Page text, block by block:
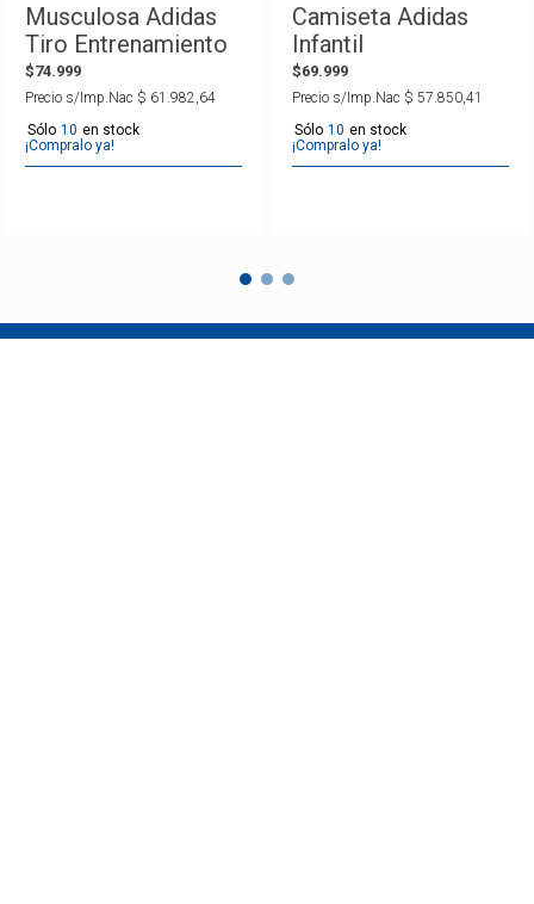
Musculosa Adidas
Tiro Entrenamiento
Selección Argentina
26
$74.999
Precio s/Imp.Nac $ 61 982 64
10
¡Compralo ya!
Camiseta Adidas
Infantil
Entrenamiento Tiro
Selección Argentina
2026
$69.999
Precio s/Imp.Nac $ 57 850 41
10
¡Compralo ya!